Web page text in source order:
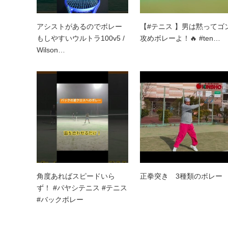
アシストがあるのでボレー
もしやすいウルトラ100v5 /
Wilson…
【#テニス 】男は黙ってゴ
攻めボレーよ！🔥 #ten…
角度あればスピードいら
ず！ #パヤシテニス #テニス
#バックボレー
正拳突き 3種類のボレー